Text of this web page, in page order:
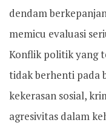
dendam
memicu evaluasi
Konflik politik yang
tidak berhenti pada
kekerasan sosial,
agresivitas dalam